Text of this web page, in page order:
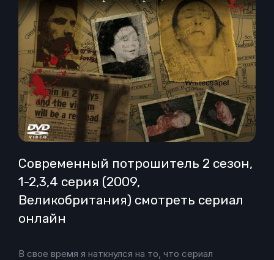
Современный потрошитель 2 сезон,
1-2,3,4 серия (2009,
Великобритания) смотреть сериал
онлайн
В свое время я наткнулся на то, что сериал